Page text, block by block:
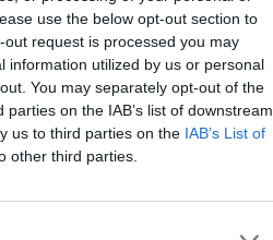
use the below opt-out section to
request is processed you may
information utilized by us or personal
You may separately opt-out of the
on the IAB’s list of downstream
us to third parties on the IAB’s List of
other third parties.
przejęli ją Moskale.
Dowodzi to,
czymś
pamiętnej lekcji
Poznają na
więc tezę